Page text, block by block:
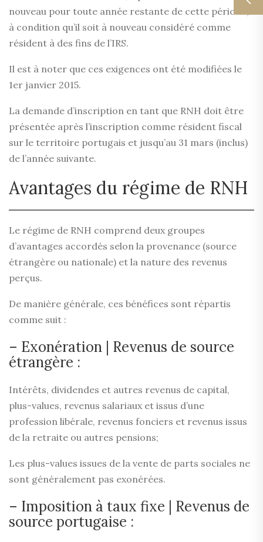
nouveau pour toute année restante de cette période,
à condition qu’il soit à nouveau considéré comme
résident à des fins de l’IRS.
Il est à noter que ces exigences ont été modifiées le
1er janvier 2015.
La demande d’inscription en tant que RNH doit être
présentée après l’inscription comme résident fiscal
sur le territoire portugais et jusqu’au 31 mars (inclus)
de l’année suivante.
Avantages du régime de RNH
Le régime de RNH comprend deux groupes
d’avantages accordés selon la provenance (source
étrangère ou nationale) et la nature des revenus
perçus.
De manière générale, ces bénéfices sont répartis
comme suit :
– Exonération | Revenus de source
étrangère :
Intérêts, dividendes et autres revenus de capital,
plus-values, revenus salariaux et issus d’une
profession libérale, revenus fonciers et revenus issus
de la retraite ou autres pensions;
Les plus-values issues de la vente de parts sociales ne
sont généralement pas exonérées.
– Imposition à taux fixe | Revenus de
source portugaise :